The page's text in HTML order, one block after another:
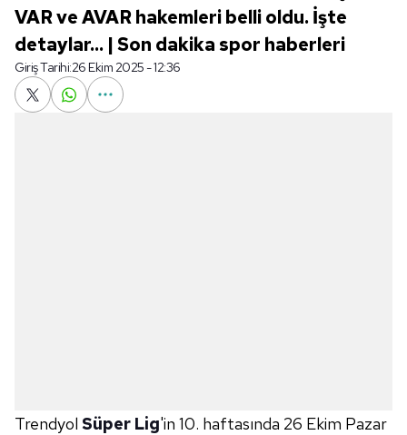
VAR ve AVAR hakemleri belli oldu. İşte
detaylar... | Son dakika spor haberleri
Giriş Tarihi:26 Ekim 2025 - 12:36
Trendyol Süper Lig'in 10. haftasında 26 Ekim Pazar